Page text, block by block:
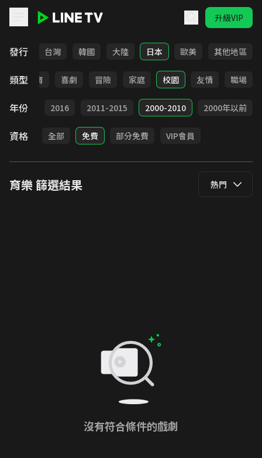
升級VIP
發行
全部 台灣 韓國 大陸 日本 歐美 其他地區
類型教育 喜劇 冒險 家庭 校園 友情 職場
年份
2017 2016 2011-2015 2000-2010 2000年以前
資格 全部 免費 部分免費 VIP會員
育樂篩選結果 熱門
沒有符合條件的戲劇